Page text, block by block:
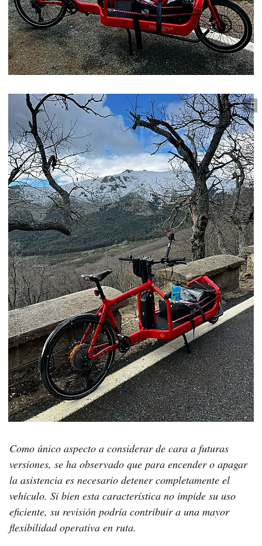
Como único aspecto a considerar de cara a futuras
versiones, se ha observado que para encender o apagar
la asistencia es necesario detener completamente el
vehículo. Si bien esta característica no impide su uso
eficiente, su revisión podría contribuir a una mayor
flexibilidad operativa en ruta.